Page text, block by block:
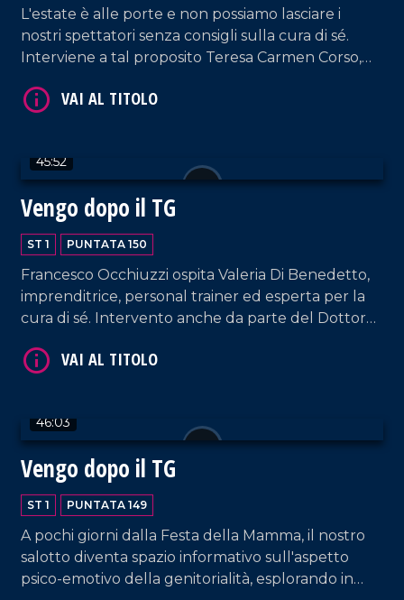
L'estate è alle porte e non possiamo lasciare i
nostri spettatori senza consigli sulla cura di sé.
Interviene a tal proposito Teresa Carmen Corso,
styling. Nel corso della puntata, collegamento con
45:52
Vengo dopo il TG
ST 1 PUNTATA 150
Francesco Occhiuzzi ospita Valeria Di Benedetto,
imprenditrice, personal trainer ed esperta per la
cura di sé. Intervento anche da parte del Dottor
Nostra Signora dello Scoglio. E poi, musica dal vivo,
46:03
Vengo dopo il TG
ST 1 PUNTATA 149
A pochi giorni dalla Festa della Mamma, il nostro
salotto diventa spazio informativo sull'aspetto
psico-emotivo della genitorialità, esplorando in
VAI AL TITOLO
VAI AL TITOLO